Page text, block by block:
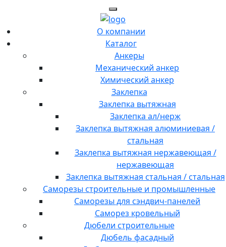
О компании
Каталог
Анкеры
Механический анкер
Химический анкер
Заклепка
Заклепка вытяжная
Заклепка ал/нерж
Заклепка вытяжная алюминиевая /
стальная
Заклепка вытяжная нержавеющая /
нержавеющая
Заклепка вытяжная стальная / стальная
Саморезы строительные и промышленные
Саморезы для сэндвич-панелей
Саморез кровельный
Дюбели строительные
Дюбель фасадный